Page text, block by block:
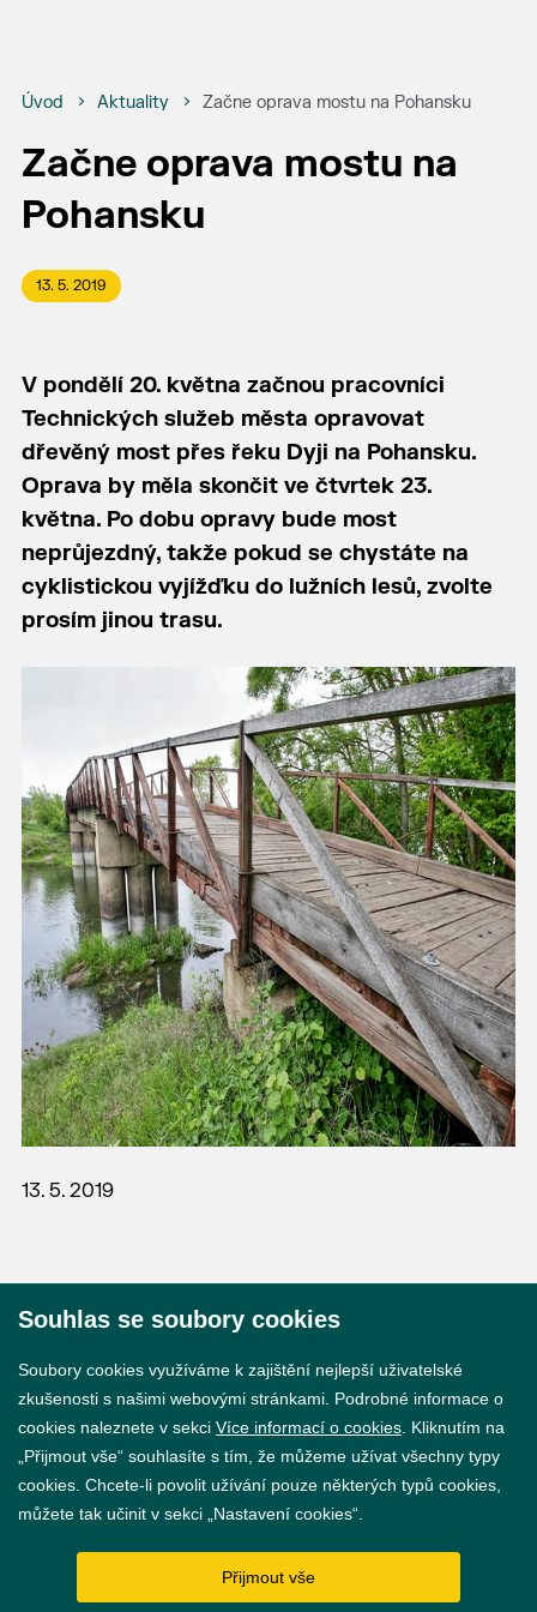
Úvod Aktuality Začne oprava mostu na Pohansku
Začne oprava mostu na
Pohansku
13. 5. 2019
V pondělí 20. května začnou pracovníci
Technických služeb města opravovat
dřevěný most přes řeku Dyji na Pohansku.
Oprava by měla skončit ve čtvrtek 23.
května. Po dobu opravy bude most
neprůjezdný, takže pokud se chystáte na
cyklistickou vyjížďku do lužních lesů, zvolte
prosím jinou trasu.
13. 5. 2019
GDPR
Nastavení cookies
Souhlas se soubory cookies
Soubory cookies využíváme k zajištění nejlepší uživatelské
zkušenosti s našimi webovými stránkami. Podrobné informace o
cookies naleznete v sekci Více informací o cookies . Kliknutím na
„Přijmout vše“ souhlasíte s tím, že můžeme užívat všechny typy
cookies. Chcete-li povolit užívání pouze některých typů cookies,
můžete tak učinit v sekci „Nastavení cookies“.
Přijmout vše